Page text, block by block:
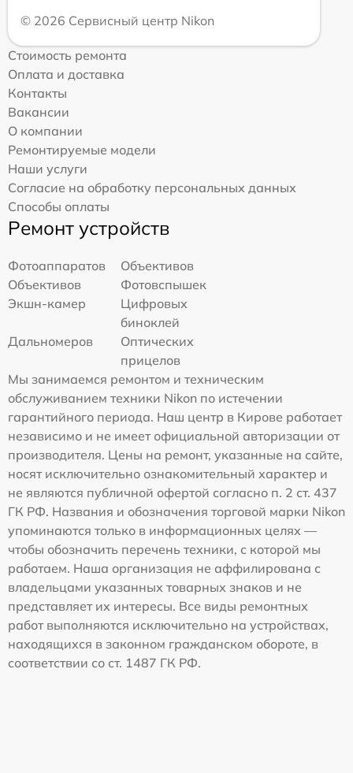
© 2026 Сервисный центр Nikon
Стоимость ремонта
Оплата и доставка
Контакты
Вакансии
О компании
Ремонтируемые модели
Наши услуги
Согласие на обработку персональных данных
Способы оплаты
Ремонт устройств
Фотоаппаратов
Объективов
Объективов
Фотовспышек
Экшн-камер
Цифровых
биноклей
Дальномеров
Оптических
прицелов
Мы занимаемся ремонтом и техническим
обслуживанием техники Nikon по истечении
гарантийного периода. Наш центр в Кирове работает
независимо и не имеет официальной авторизации от
производителя. Цены на ремонт, указанные на сайте,
носят исключительно ознакомительный характер и
не являются публичной офертой согласно п. 2 ст. 437
ГК РФ. Названия и обозначения торговой марки Nikon
упоминаются только в информационных целях —
чтобы обозначить перечень техники, с которой мы
работаем. Наша организация не аффилирована с
владельцами указанных товарных знаков и не
представляет их интересы. Все виды ремонтных
работ выполняются исключительно на устройствах,
находящихся в законном гражданском обороте, в
соответствии со ст. 1487 ГК РФ.